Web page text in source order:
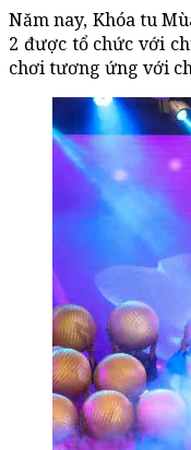
Năm nay, Khóa tu
2 được tổ chức với
chơi tương ứng với